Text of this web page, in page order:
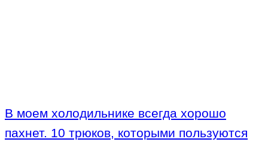
В моем холодильнике всегда хорошо
пахнет. 10 трюков, которыми пользуются